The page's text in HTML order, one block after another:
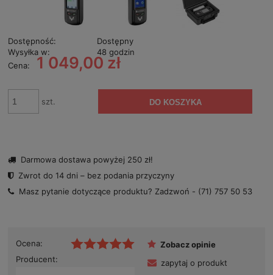
Dostępność:
Dostępny
Wysyłka w:
48 godzin
Cena:
1 049,00 zł
szt. DO KOSZYKA
Darmowa dostawa powyżej 250 zł!
Zwrot do 14 dni – bez podania przyczyny
Masz pytanie dotyczące produktu? Zadzwoń - (71) 757 50 53
Ocena:
Producent:
Zobacz opinie
zapytaj o produkt